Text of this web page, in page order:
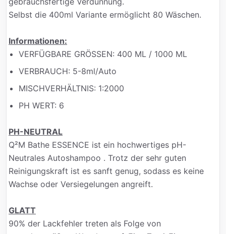
Selbst die 400ml Variante ermöglicht 80 Wäschen.
Informationen:
VERFÜGBARE GRÖSSEN: 400 ML / 1000 ML
VERBRAUCH: 5-8ml/Auto
MISCHVERHÄLTNIS: 1:2000
PH WERT: 6
PH-NEUTRAL
Q²M Bathe ESSENCE ist ein hochwertiges pH-
Neutrales Autoshampoo . Trotz der sehr guten
Reinigungskraft ist es sanft genug, sodass es keine
Wachse oder Versiegelungen angreift.
GLATT
90% der Lackfehler treten als Folge von